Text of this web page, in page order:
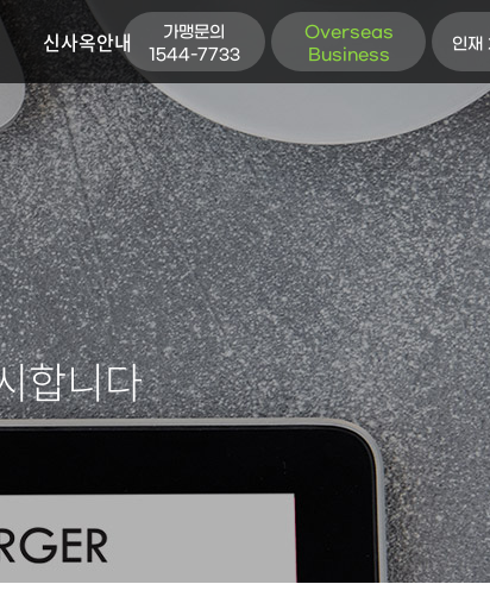
가맹문의
1544-7733
Overseas
Business
인재
신사옥안내
합니다